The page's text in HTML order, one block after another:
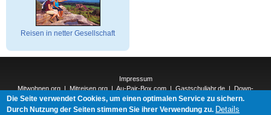
Reisen in netter Gesellschaft
Impressum
Mitwohnen.org
Mitreisen.org Au-Pair-Box.com Gastschuljahr.de
Down-
Under.org |Elderpair.com|
Interconnections-Verlag.de|Natur-und-Umwelt.org|ReiseTops.com|
Die Seite verwendet Cookies, um einen optimalen Service zu sichern.
Durch Nutzung der Seiten stimmen Sie ihrer Verwendung zu. Details